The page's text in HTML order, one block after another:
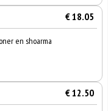
€ 18.05
en shoarma
€ 12.50